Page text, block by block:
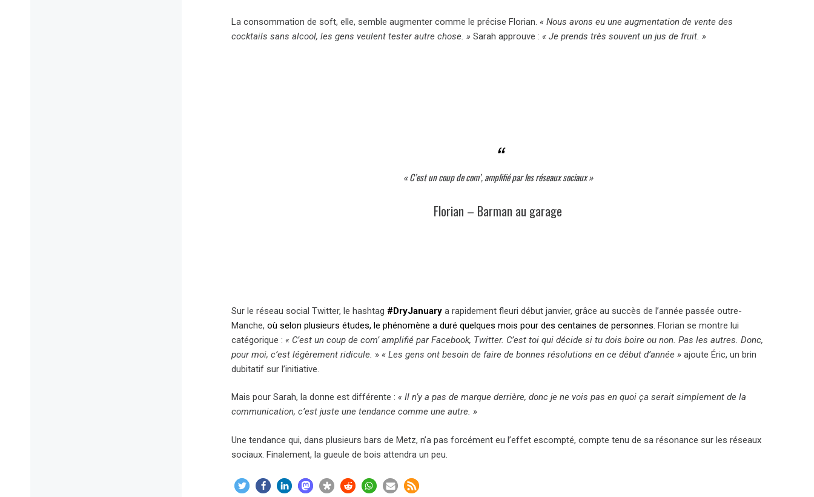
La consommation de soft, elle, semble augmenter comme le précise Florian.« Nous avons eu une augmentation de vente des
cocktails sans alcool, les gens veulent tester autre chose. » Sarah approuve :« Je prends très souvent un jus de fruit. »
« C’est un coup de com’, amplifié par les réseaux sociaux »
Florian – Barman au garage
Sur le réseau social Twitter, le hashtag #DryJanuary a rapidement fleuri début janvier, grâce au succès de l’année passée outre-
Manche,où selon plusieurs études, le phénomène a duré quelques mois pour des centaines de personnes. Florian se montre lui
catégorique :« C’est un coup de com’ amplifié par Facebook, Twitter. C’est toi qui décide si tu dois boire ou non. Pas les autres. Donc,
pour moi, c’est légèrement ridicule. »« Les gens ont besoin de faire de bonnes résolutions en ce début d’année » ajouteÉric, un brin
dubitatif sur l’initiative.
Mais pour Sarah, la donne est différente :« Il n’y a pas de marque derrière, donc je ne vois pas en quoi ça serait simplement de la
communication, c’est juste une tendance comme une autre. »
Une tendance qui, dans plusieurs bars de Metz, n’a pas forcément eu l’effet escompté, compte tenu de sa résonance sur les réseaux
sociaux. Finalement, la gueule de bois attendra un peu.